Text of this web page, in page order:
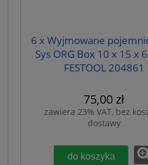
6 x Wyjmowane
Sys ORG Box 10 x 15 x
FESTOOL 204861
75,00 zł
zawiera 23% VAT, bez
dostawy
do koszyka